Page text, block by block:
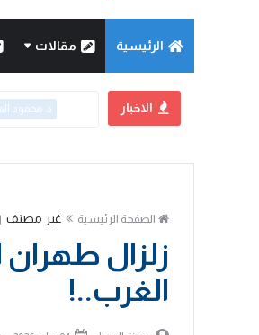
الرئيسية مقالات
الاخبار د. محمود
الصفحة الرئيسية غير مصنف
زلزال طهران
الغرب..!